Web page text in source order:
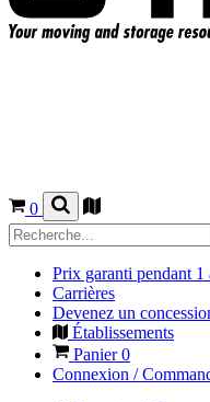
0
Prix garanti pendant 1
Carrières
Devenez un
Établissements
Panier0
Connexion /